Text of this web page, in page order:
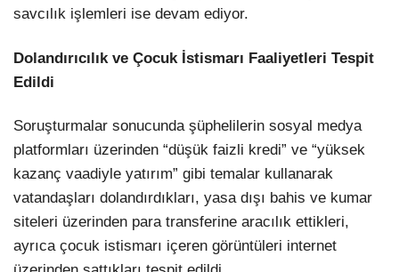
savcılık işlemleri ise devam ediyor.
Dolandırıcılık ve Çocuk İstismarı Faaliyetleri Tespit
Edildi
Soruşturmalar sonucunda şüphelilerin sosyal medya
platformları üzerinden “düşük faizli kredi” ve “yüksek
kazanç vaadiyle yatırım” gibi temalar kullanarak
vatandaşları dolandırdıkları, yasa dışı bahis ve kumar
siteleri üzerinden para transferine aracılık ettikleri,
ayrıca çocuk istismarı içeren görüntüleri internet